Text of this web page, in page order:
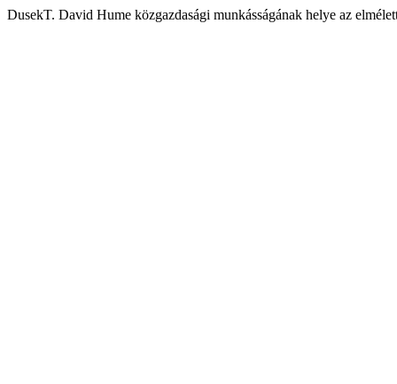
DusekT. David Hume közgazdasági munkásságának helye az